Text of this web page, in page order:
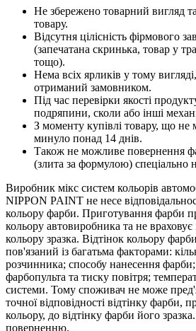
Не збережено товарний вигляд
товару.
Відсутня цілісність фірмового
(запечатана скринька, товар у
тощо).
Нема всіх ярликів у тому
отриманий замовником.
Під час перевірки якості
подряпини, сколи або інші
З моменту купівлі товару, що не
минуло понад 14 днів.
Також не можливе повернення
(злита за формулою) спеціально
Виробник мікс систем кольорів
NIPPON PAINT не несе
кольору фарби. Приготування фарби
кольору автовиробника та не враховує
кольору зразка. Відтінок кольору
пов'язаний із багатьма факторами:
розчинника; способу нанесення
фарбопульта та тиску повітря;
системи. Тому споживач не може
точної відповідності відтінку фарби,
кольору, до відтінку фарби його
поверненню.